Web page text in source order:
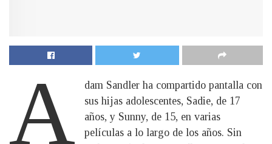
A
dam Sandler ha compartido pantalla con
sus hijas adolescentes, Sadie, de 17
años, y Sunny, de 15, en varias
películas a lo largo de los años. Sin